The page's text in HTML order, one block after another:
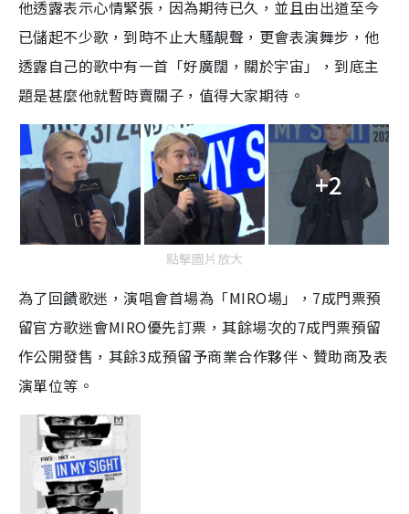
他透露表示心情緊張，因為期待已久，並且由出道至今
已儲起不少歌，到時不止大騷靚聲，更會表演舞步，他
透露自己的歌中有一首「好廣闊，關於宇宙」，到底主
題是甚麼他就暫時賣關子，值得大家期待。
+2
點擊圖片放大
為了回饋歌迷，演唱會首場為「MIRO場」，7成門票預
留官方歌迷會MIRO優先訂票，其餘場次的7成門票預留
作公開發售，其餘3成預留予商業合作夥伴、贊助商及表
演單位等。